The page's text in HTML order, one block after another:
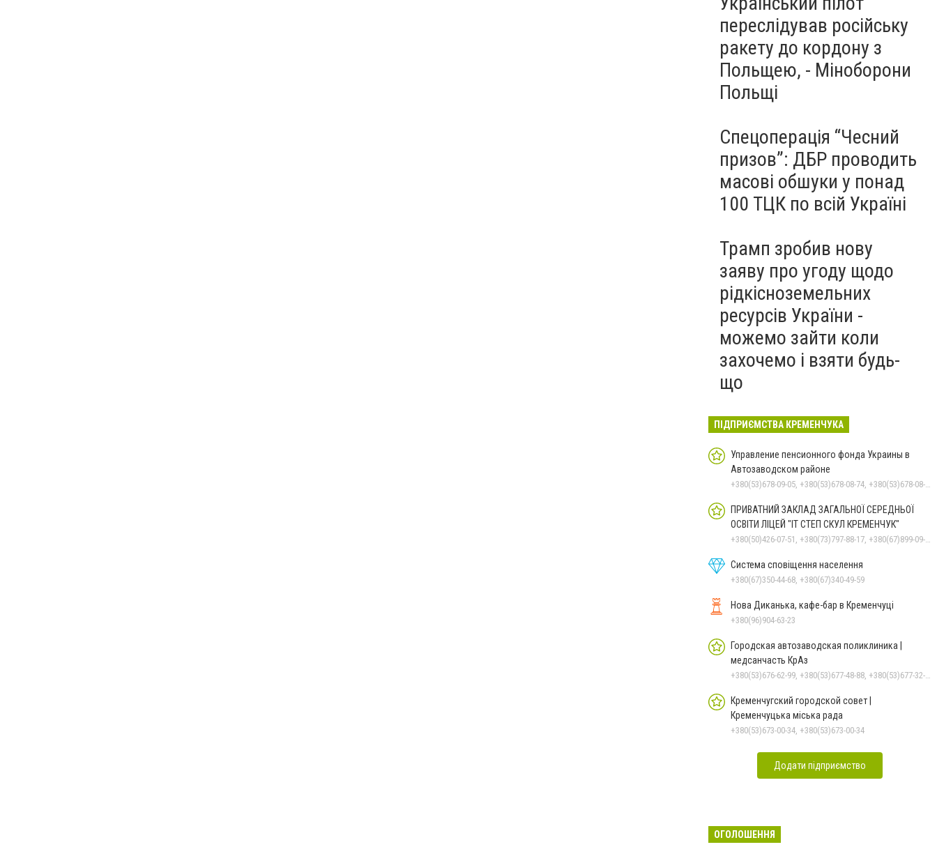
переслідував російську
ракету до кордону з
Польщею, - Міноборони
Польщі
Спецоперація “Чесний
призов”: ДБР проводить
масові обшуки у понад
100 ТЦК по всій Україні
Трамп зробив нову
заяву про угоду щодо
рідкісноземельних
ресурсів України -
можемо зайти коли
захочемо і взяти будь-
що
ПІДПРИЄМСТВА КРЕМЕНЧУКА
Управление пенсионного фонда Украины в
Автозаводском районе
+380(53)678-09-05, +380(53)678-08-74, +380(53)678-08-83, +380(53)678-08-41, +380(53)678-08-86
ПРИВАТНИЙ ЗАКЛАД ЗАГАЛЬНОЇ СЕРЕДНЬОЇ
ОСВІТИ ЛІЦЕЙ "ІТ СТЕП СКУЛ КРЕМЕНЧУК"
+380(50)426-07-51, +380(73)797-88-17, +380(67)899-09-16
Система сповіщення населення
+380(67)350-44-68, +380(67)340-49-59
Нова Диканька, кафе-бар в Кременчуці
+380(96)904-63-23
Городская автозаводская поликлиника |
медсанчасть КрАз
+380(53)676-62-99, +380(53)677-48-88, +380(53)677-32-74, +380536766187
Кременчугский городской совет |
Кременчуцька міська рада
+380(53)673-00-34, +380(53)673-00-34
Додати підприємство
ОГОЛОШЕННЯ